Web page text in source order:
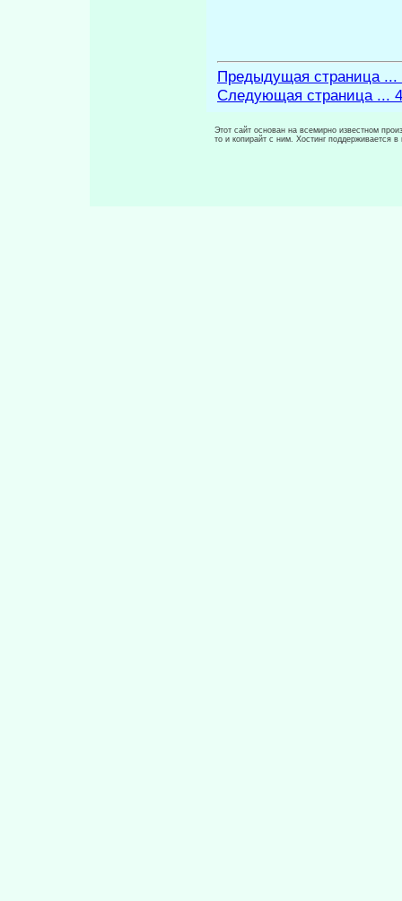
Предыдущая страница ...
Следующая страница ...
Этот сайт основан на всемирно известном
то и копирайт с ним. Хостинг поддерживается